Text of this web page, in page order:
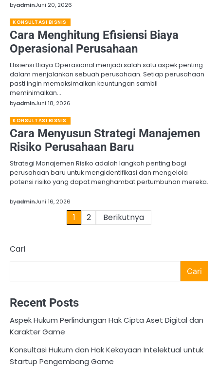
byadminJuni 20, 2026
KONSULTASI BISNIS
Cara Menghitung Efisiensi Biaya
Operasional Perusahaan
Efisiensi Biaya Operasional menjadi salah satu aspek penting
dalam menjalankan sebuah perusahaan. Setiap perusahaan
pasti ingin memaksimalkan keuntungan sambil
meminimalkan…
byadminJuni 18, 2026
KONSULTASI BISNIS
Cara Menyusun Strategi Manajemen
Risiko Perusahaan Baru
Strategi Manajemen Risiko adalah langkah penting bagi
perusahaan baru untuk mengidentifikasi dan mengelola
potensi risiko yang dapat menghambat pertumbuhan mereka.
…
byadminJuni 16, 2026
1 2 Berikutnya
Cari
Cari
Recent Posts
Aspek Hukum Perlindungan Hak Cipta Aset Digital dan
Karakter Game
Konsultasi Hukum dan Hak Kekayaan Intelektual untuk
Startup Pengembang Game